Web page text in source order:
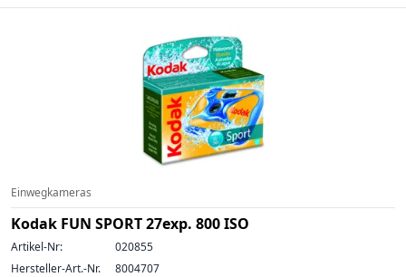
Einwegkameras
Kodak FUN SPORT 27exp. 800 ISO
Artikel-Nr:
020855
Hersteller-Art.-Nr.
8004707